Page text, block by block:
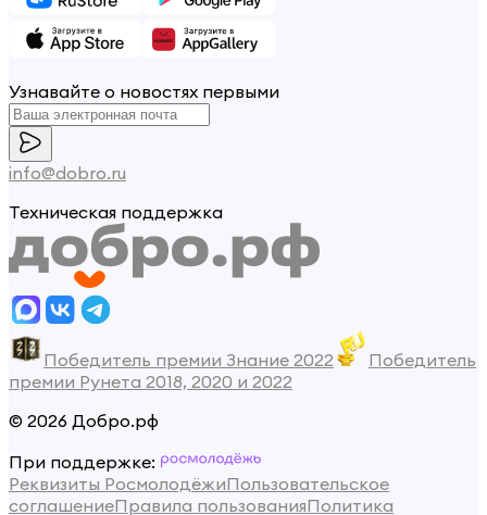
Узнавайте о новостях первыми
info@dobro.ru
Техническая поддержка
Победитель премии Знание 2022
Победитель
премии Рунета 2018, 2020 и 2022
© 2026 Добро.рф
При поддержке:
Реквизиты РосмолодёжиПользовательское
соглашениеПравила пользованияПолитика